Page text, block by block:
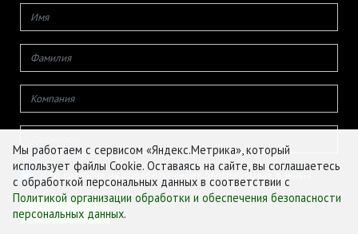
Даю согласие на обработку своих персональных данных
Мы работаем с сервисом «Яндекс.Метрика», который
использует файлы Cookie. Оставаясь на сайте, вы соглашаетесь
с обработкой персональных данных в соответствии с
Политикой организации обработки и обеспечения безопасности
персональных данных.